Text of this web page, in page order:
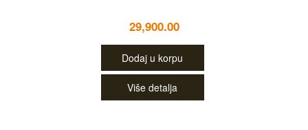
29,900.00
Dodaj u korpu
Više detalja